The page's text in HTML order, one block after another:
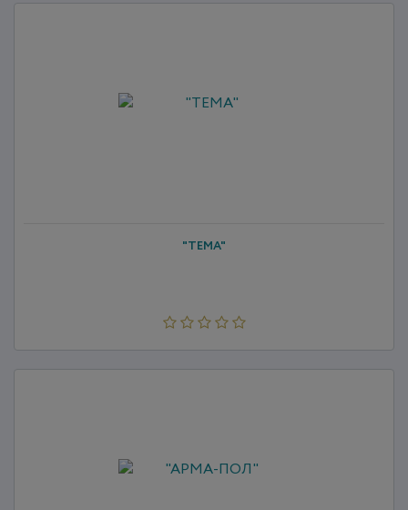
"ТЕМА"